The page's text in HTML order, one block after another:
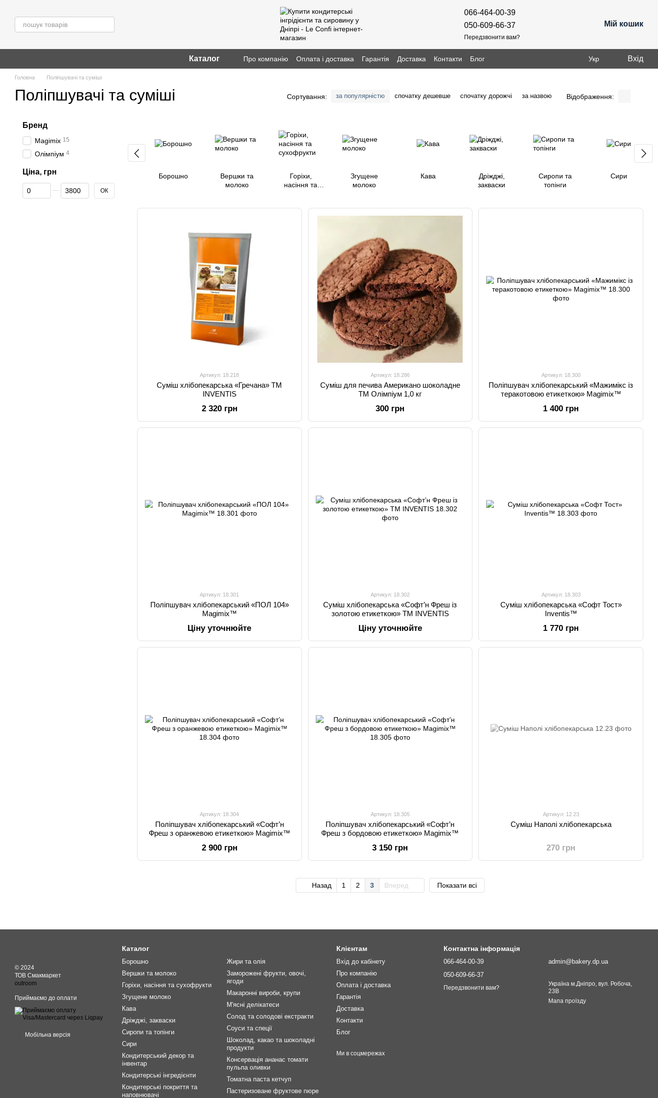
066-464-00-39
050-609-66-37
Передзвонити вам?
Мій кошик
Каталог Про компанію Оплата і доставка Гарантія Доставка Контакти Блог Укр Вхід
Головна Поліпшувачі та суміші
Поліпшувачі та суміші Сортування: за популярністю спочатку дешевше спочатку дорожчі за назвою Відображення:
Борошно
Вершки та
молоко
Горіхи,
насіння та
Згущене
молоко
Кава
Дріжджі,
закваски
Сиропи та
топінги
Сири
Артикул: 18.218
Суміш хлібопекарська «Гречана» TM
INVENTIS
2 320 грн
Артикул: 18.286
Суміш для печива Американо шоколадне
ТМ Олімпіум 1,0 кг
300 грн
Артикул: 18.300
Поліпшувач хлібопекарський «Мажимікс із
теракотовою етикеткою» Magimix™
1 400 грн
Артикул: 18.301
Поліпшувач хлібопекарський «ПОЛ 104»
Magimix™
Ціну уточнюйте
Артикул: 18.302
Суміш хлібопекарська «Софт’н Фреш із
золотою етикеткою» ТМ INVENTIS
Ціну уточнюйте
Артикул: 18.303
Суміш хлібопекарська «Софт Тост»
Inventis™
1 770 грн
Артикул: 18.304
Поліпшувач хлібопекарський «Софт’н
Фреш з оранжевою етикеткою» Magimix™
2 900 грн
Артикул: 18.305
Поліпшувач хлібопекарський «Софт’н
Фреш з бордовою етикеткою» Magimix™
3 150 грн
Артикул: 12.23
Суміш Наполі хлібопекарська
270 грн
Назад 1 2 3 Вперед Показати всі
Бренд
Magimix 15
Олімпіум 4
Ціна, грн
Від Ціна, грн
До Ціна, грн ОК
© 2024
ТОВ Смакмаркет
outroom
Приймаємо до оплати
Мобільна версія
Каталог
Борошно
Вершки та молоко
Горіхи, насіння та сухофрукти
Згущене молоко
Кава
Дріжджі, закваски
Сиропи та топінги
Сири
Кондитерський декор та
інвентар
Кондитерські інгредієнти
Кондитерські покриття та
наповнювачі
Жири та олія
Заморожені фрукти, овочі,
ягоди
Макаронні вироби, крупи
М'ясні делікатеси
Солод та солодові екстракти
Соуси та спеції
Шоколад, какао та шоколадні
продукти
Консервація ананас томати
пульпа оливки
Томатна паста кетчуп
Пастеризоване фруктове пюре
Клієнтам
Вхід до кабінету
Про компанію
Оплата і доставка
Гарантія
Доставка
Контакти
Блог
Ми в соцмережах
Контактна інформація
066-464-00-39
050-609-66-37
Передзвонити вам?
admin@bakery.dp.ua
Україна м.Дніпро, вул. Робоча,
23В
Мапа проїзду